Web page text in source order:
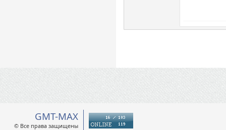
GMT-MAX
© Все права защищены